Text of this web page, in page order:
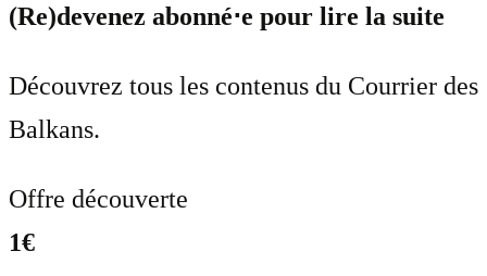
(Re)devenez abonné⋅e pour lire la suite
Découvrez tous les contenus du Courrier des
Balkans.
Offre découverte
1€